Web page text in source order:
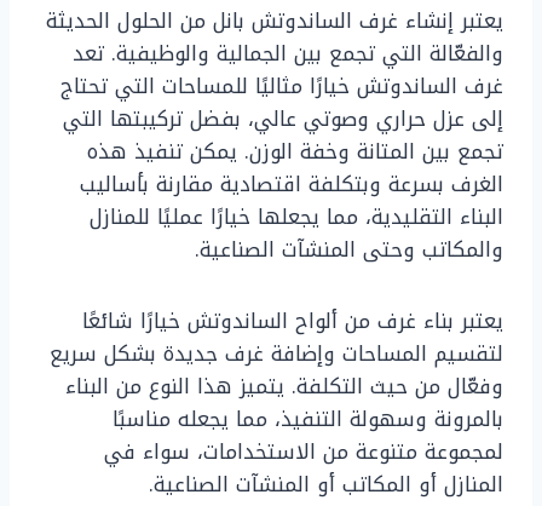
يعتبر إنشاء غرف الساندوتش بانل من الحلول الحديثة
والفعّالة التي تجمع بين الجمالية والوظيفية. تعد
غرف الساندوتش خيارًا مثاليًا للمساحات التي تحتاج
إلى عزل حراري وصوتي عالي، بفضل تركيبتها التي
تجمع بين المتانة وخفة الوزن. يمكن تنفيذ هذه
الغرف بسرعة وبتكلفة اقتصادية مقارنة بأساليب
البناء التقليدية، مما يجعلها خيارًا عمليًا للمنازل
والمكاتب وحتى المنشآت الصناعية.
يعتبر بناء غرف من ألواح الساندوتش خيارًا شائعًا
لتقسيم المساحات وإضافة غرف جديدة بشكل سريع
وفعّال من حيث التكلفة. يتميز هذا النوع من البناء
بالمرونة وسهولة التنفيذ، مما يجعله مناسبًا
لمجموعة متنوعة من الاستخدامات، سواء في
المنازل أو المكاتب أو المنشآت الصناعية.